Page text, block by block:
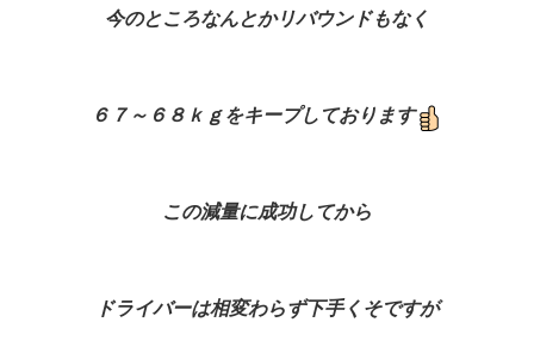
今のところなんとかリバウンドもなく
６７～６８ｋｇをキープしております
この減量に成功してから
ドライバーは相変わらず下手くそですが